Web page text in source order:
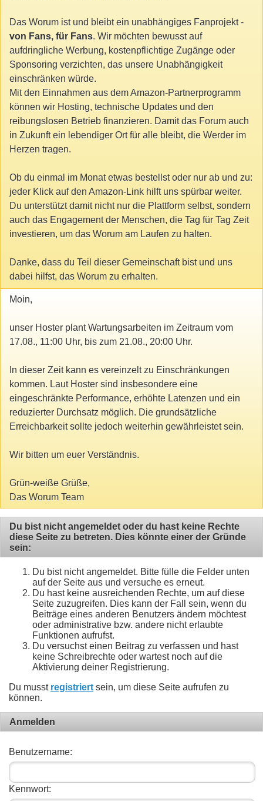
Das Worum ist und bleibt ein unabhängiges Fanprojekt -
von Fans, für Fans. Wir möchten bewusst auf
aufdringliche Werbung, kostenpflichtige Zugänge oder
Sponsoring verzichten, das unsere Unabhängigkeit
einschränken würde.
Mit den Einnahmen aus dem Amazon-Partnerprogramm
können wir Hosting, technische Updates und den
reibungslosen Betrieb finanzieren. Damit das Forum auch
in Zukunft ein lebendiger Ort für alle bleibt, die Werder im
Herzen tragen.
Ob du einmal im Monat etwas bestellst oder nur ab und zu:
jeder Klick auf den Amazon-Link hilft uns spürbar weiter.
Du unterstützt damit nicht nur die Plattform selbst, sondern
auch das Engagement der Menschen, die Tag für Tag Zeit
investieren, um das Worum am Laufen zu halten.
Danke, dass du Teil dieser Gemeinschaft bist und uns
dabei hilfst, das Worum zu erhalten.
Moin,
unser Hoster plant Wartungsarbeiten im Zeitraum vom
17.08., 11:00 Uhr, bis zum 21.08., 20:00 Uhr.
In dieser Zeit kann es vereinzelt zu Einschränkungen
kommen. Laut Hoster sind insbesondere eine
eingeschränkte Performance, erhöhte Latenzen und ein
reduzierter Durchsatz möglich. Die grundsätzliche
Erreichbarkeit sollte jedoch weiterhin gewährleistet sein.
Wir bitten um euer Verständnis.
Grün-weiße Grüße,
Das Worum Team
Du bist nicht angemeldet oder du hast keine Rechte
diese Seite zu betreten. Dies könnte einer der Gründe
sein:
Du bist nicht angemeldet. Bitte fülle die Felder unten
auf der Seite aus und versuche es erneut.
Du hast keine ausreichenden Rechte, um auf diese
Seite zuzugreifen. Dies kann der Fall sein, wenn du
Beiträge eines anderen Benutzers ändern möchtest
oder administrative bzw. andere nicht erlaubte
Funktionen aufrufst.
Du versuchst einen Beitrag zu verfassen und hast
keine Schreibrechte oder wartest noch auf die
Aktivierung deiner Registrierung.
Du musst registriert sein, um diese Seite aufrufen zu
können.
Anmelden
Benutzername:
Kennwort: